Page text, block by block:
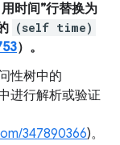
用时间”行替换为
(self time)
）。
性树中的
进行解析或验证
347890366)。